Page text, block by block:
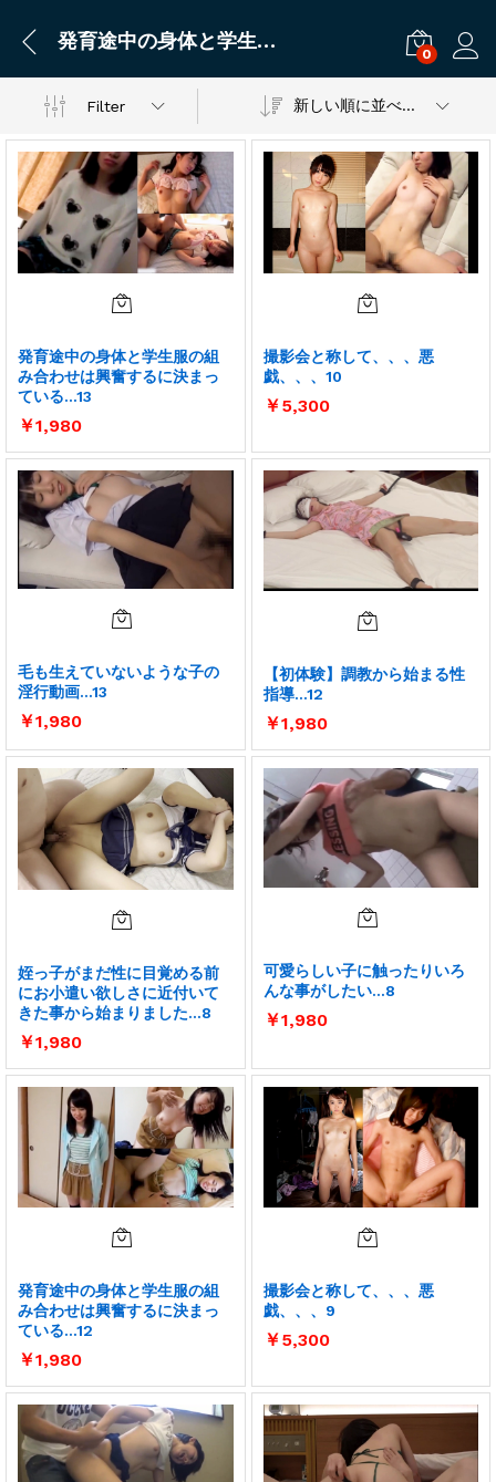
発育途中の身体と学生服の組み合わせは興奮するに決まっている…13
0
Filter 新しい順に並べ替え
発育途中の身体と学生服の組
み合わせは興奮するに決まっ
ている…13
￥1,980
撮影会と称して、、、悪
戯、、、10
￥5,300
毛も生えていないような子の
淫行動画…13
￥1,980
【初体験】調教から始まる性
指導…12
￥1,980
姪っ子がまだ性に目覚める前
にお小遣い欲しさに近付いて
きた事から始まりました…8
￥1,980
可愛らしい子に触ったりいろ
んな事がしたい…8
￥1,980
発育途中の身体と学生服の組
み合わせは興奮するに決まっ
ている…12
￥1,980
撮影会と称して、、、悪
戯、、、9
￥5,300